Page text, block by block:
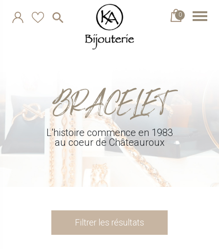
0
BRACELET
L'histoire commence en 1983
au coeur de Châteauroux
Filtrer les résultats